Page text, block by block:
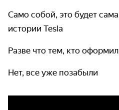
Само собой, это будет
истории Tesla
Разве что тем, кто
Нет, все уже позабыли